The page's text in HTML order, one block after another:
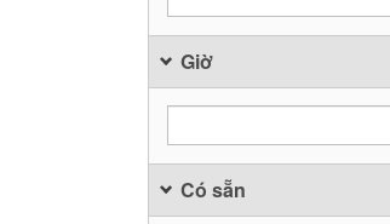
Giờ
Có sẵn